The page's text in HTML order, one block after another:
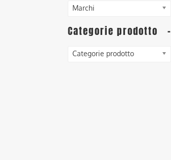
Marchi
Categorie prodotto -
Categorie prodotto